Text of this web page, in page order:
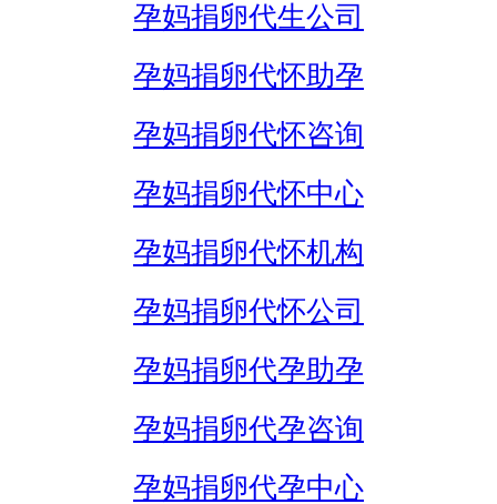
孕妈捐卵代生公司
孕妈捐卵代怀助孕
孕妈捐卵代怀咨询
孕妈捐卵代怀中心
孕妈捐卵代怀机构
孕妈捐卵代怀公司
孕妈捐卵代孕助孕
孕妈捐卵代孕咨询
孕妈捐卵代孕中心